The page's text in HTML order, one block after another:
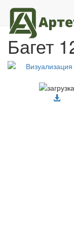
назад в каталог
Багет